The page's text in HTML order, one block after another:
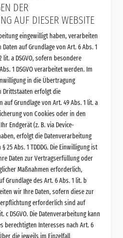
DER
AUF DIESER WEBSITE
eingewilligt haben, verarbeiten
auf Grundlage von Art. 6 Abs. 1
lit. a DSGVO, sofern besondere
1 DSGVO verarbeitet werden. Im
in die Übertragung
Drittstaaten erfolgt die
auf Grundlage von Art. 49 Abs. 1 lit. a
von Cookies oder in den
Endgerät (z. B. via Device-
erfolgt die Datenverarbeitung
25 Abs. 1 TDDDG. Die Einwilligung ist
Daten zur Vertragserfüllung oder
Maßnahmen erforderlich,
Grundlage des Art. 6 Abs. 1 lit. b
wir Ihre Daten, sofern diese zur
erforderlich sind auf
c DSGVO. Die Datenverarbeitung kann
berechtigten Interesses nach Art. 6